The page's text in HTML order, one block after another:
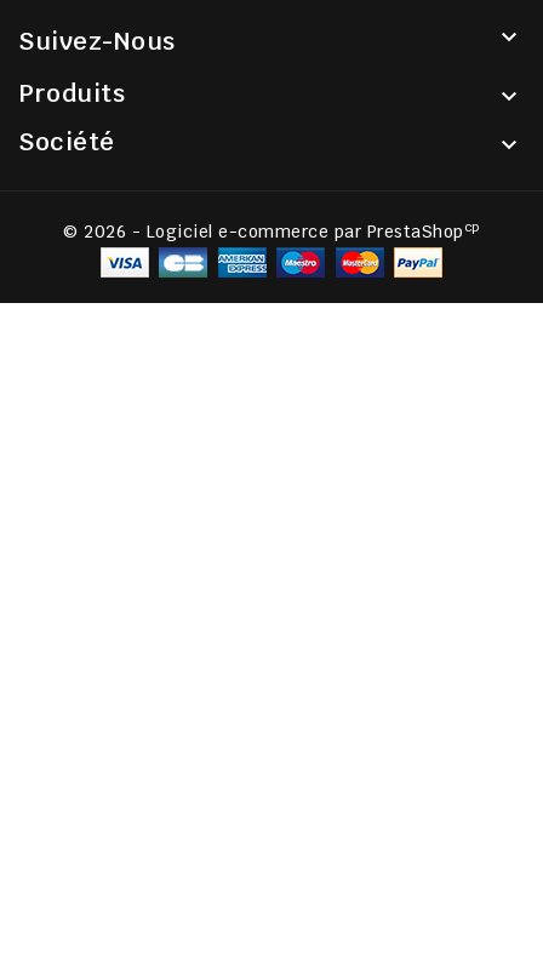
Suivez-Nous 
Produits 
Société 
© 2026 - Logiciel e-commerce par PrestaShop cp